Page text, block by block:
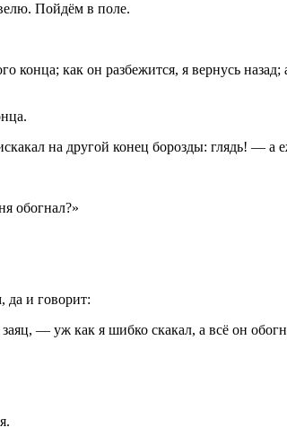
Пойдём в поле.
как он разбежится, я вернусь
на другой конец борозды: глядь! —
обогнал?»
да и говорит:
— уж как я шибко скакал, а всё он